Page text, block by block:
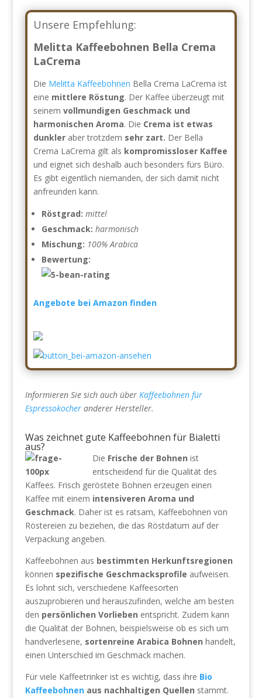
Unsere Empfehlung:
Melitta Kaffeebohnen Bella Crema
LaCrema
Die Melitta Kaffeebohnen Bella Crema LaCrema ist
eine mittlere Röstung. Der Kaffee überzeugt mit
seinem vollmundigen Geschmack und
harmonischen Aroma. Die Crema ist etwas
dunkleraber trotzdem sehr zart. Der Bella
Crema LaCrema gilt als kompromissloser Kaffee
und eignet sich deshalb auch besonders fürs Büro.
Es gibt eigentlich niemanden, der sich damit nicht
anfreunden kann.
Röstgrad: mittel
Geschmack: harmonisch
Mischung: 100% Arabica
Bewertung:
Angebote bei Amazon finden
Informieren Sie sich auch über Kaffeebohnen für
Espressokocheranderer Hersteller.
Was zeichnet gute Kaffeebohnen für Bialetti
aus?
Die Frische der Bohnen ist
entscheidend für die Qualität des
Kaffees. Frisch geröstete Bohnen erzeugen einen
Kaffee mit einem intensiveren Aroma und
Geschmack. Daher ist es ratsam, Kaffeebohnen von
Röstereien zu beziehen, die das Röstdatum auf der
Verpackung angeben.
Kaffeebohnen aus bestimmten Herkunftsregionen
können spezifische Geschmacksprofile aufweisen.
Es lohnt sich, verschiedene Kaffeesorten
auszuprobieren und herauszufinden, welche am besten
den persönlichen Vorlieben entspricht. Zudem kann
die Qualität der Bohnen, beispielsweise ob es sich um
handverlesene, sortenreine Arabica Bohnen handelt,
einen Unterschied im Geschmack machen.
Für viele Kaffeetrinker ist es wichtig, dass ihre Bio
Kaffeebohnenaus nachhaltigen Quellen stammt.